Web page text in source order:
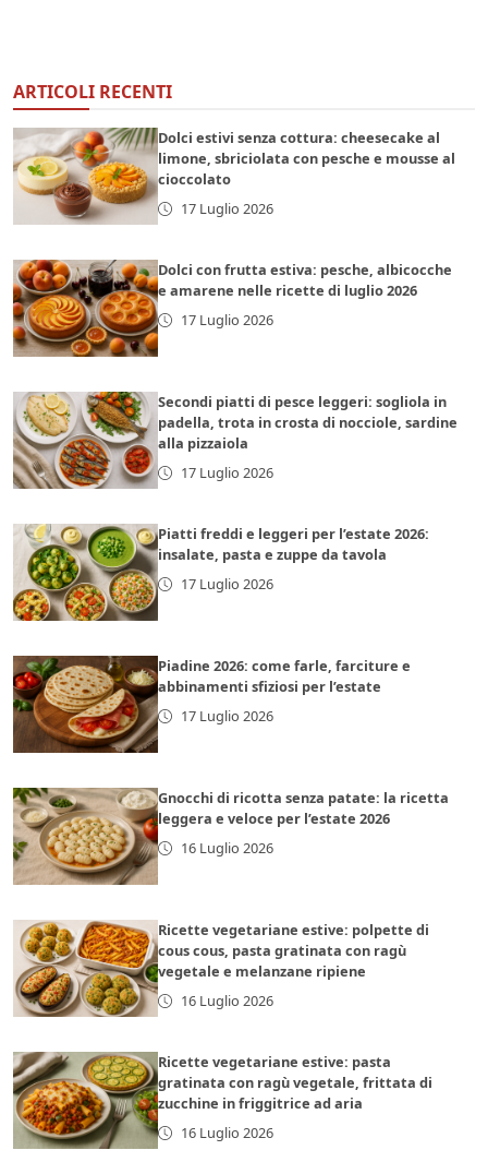
ARTICOLI RECENTI
Dolci estivi senza cottura: cheesecake al
limone, sbriciolata con pesche e mousse al
cioccolato
17 Luglio 2026
Dolci con frutta estiva: pesche, albicocche
e amarene nelle ricette di luglio 2026
17 Luglio 2026
Secondi piatti di pesce leggeri: sogliola in
padella, trota in crosta di nocciole, sardine
alla pizzaiola
17 Luglio 2026
Piatti freddi e leggeri per l’estate 2026:
insalate, pasta e zuppe da tavola
17 Luglio 2026
Piadine 2026: come farle, farciture e
abbinamenti sfiziosi per l’estate
17 Luglio 2026
Gnocchi di ricotta senza patate: la ricetta
leggera e veloce per l’estate 2026
16 Luglio 2026
Ricette vegetariane estive: polpette di
cous cous, pasta gratinata con ragù
vegetale e melanzane ripiene
16 Luglio 2026
Ricette vegetariane estive: pasta
gratinata con ragù vegetale, frittata di
zucchine in friggitrice ad aria
16 Luglio 2026